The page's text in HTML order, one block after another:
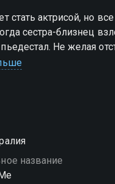
стать актрисой, но
сестра-близнец
Не желая
на провальные
название